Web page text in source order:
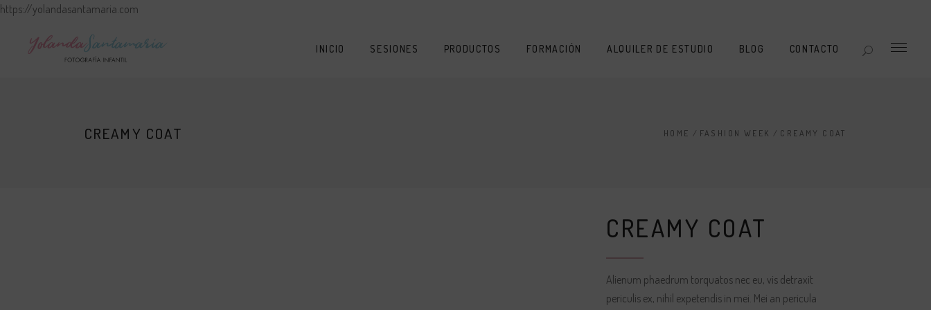
https://yolandasantamaria.com
INICIO SESIONES PRODUCTOS FORMACIÓN ALQUILER DE ESTUDIO BLOG CONTACTO
CREAMY COAT HOME / FASHION WEEK / CREAMY COAT
CREAMY COAT
Alienum phaedrum torquatos nec eu, vis detraxit
periculis ex, nihil expetendis in mei. Mei an pericula